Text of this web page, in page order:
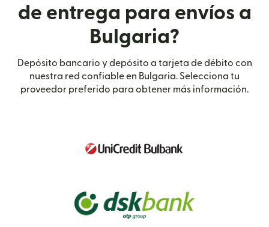
de entrega para envíos a
Bulgaria?
Depósito bancario y depósito a tarjeta de débito con
nuestra red confiable en Bulgaria. Selecciona tu
proveedor preferido para obtener más información.